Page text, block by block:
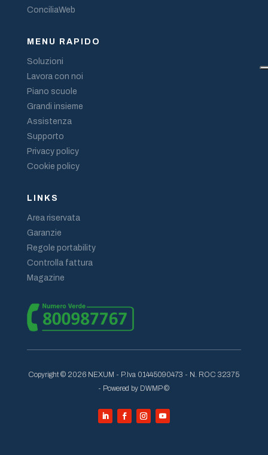
ConciliaWeb
MENU RAPIDO
Soluzioni
Lavora con noi
Piano scuole
Grandi insieme
Assistenza
Supporto
Privacy policy
Cookie policy
LINKS
Area riservata
Garanzie
Regole portability
Controlla fattura
Magazine
Copyright © 2026 NEXUM - P.Iva 01445090473 - N. ROC 32375
- Powered by DWMP ©